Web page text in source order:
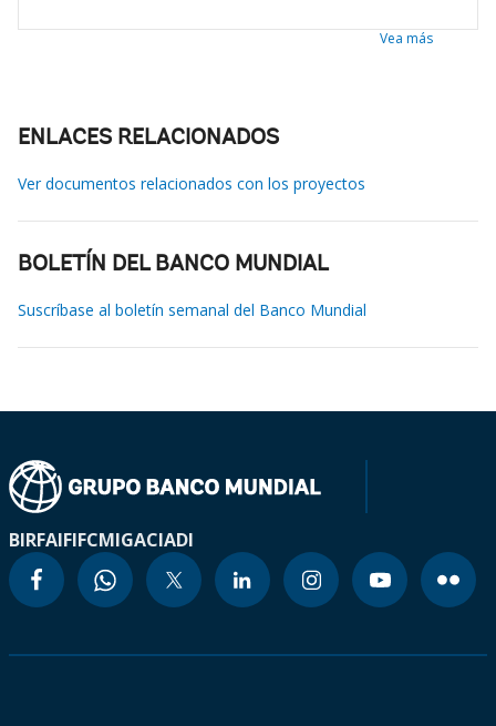
Vea más
ENLACES RELACIONADOS
Ver documentos relacionados con los proyectos
BOLETÍN DEL BANCO MUNDIAL
Suscríbase al boletín semanal del Banco Mundial
BIRFAIFIFCMIGACIADI